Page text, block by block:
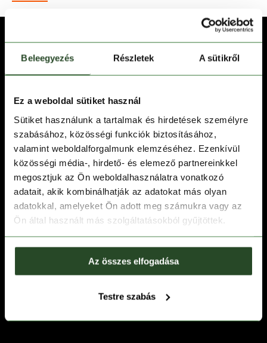
Beleegyezés Részletek A sütikről
Ez a weboldal sütiket használ
Sütiket használunk a tartalmak és hirdetések személyre
szabásához, közösségi funkciók biztosításához,
valamint weboldalforgalmunk elemzéséhez. Ezenkívül
közösségi média-, hirdető- és elemező partnereinkkel
megosztjuk az Ön weboldalhasználatra vonatkozó
adatait, akik kombinálhatják az adatokat más olyan
adatokkal, amelyeket Ön adott meg számukra vagy az
Ön által használt más szolgáltatásokból gyűjtöttek.
Az összes elfogadása
Testre szabás